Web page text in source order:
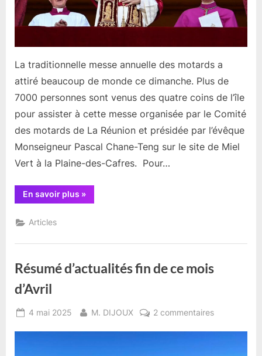
La traditionnelle messe annuelle des motards a
attiré beaucoup de monde ce dimanche. Plus de
7000 personnes sont venus des quatre coins de l’île
pour assister à cette messe organisée par le Comité
des motards de La Réunion et présidée par l’évêque
Monseigneur Pascal Chane-Teng sur le site de Miel
Vert à la Plaine-des-Cafres. Pour…
En savoir plus “Résumé
d’actualités
2025”
»
Articles
Résumé d’actualités fin de ce mois
d’Avril
Posted
4 mai 2025 By
M. DIJOUX 2 commentairessur